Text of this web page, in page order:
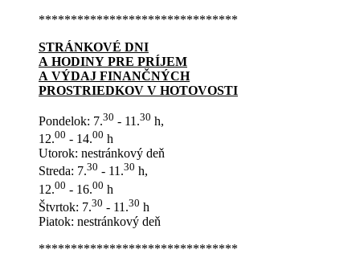
*******************************
STRÁNKOVÉ DNI
A HODINY PRE PRÍJEM
A VÝDAJ FINANČNÝCH
PROSTRIEDKOV V HOTOVOSTI
Pondelok: 7.30 - 11.30 h,
12.00 - 14.00 h
Utorok: nestránkový deň
Streda: 7.30 - 11.30 h,
12.00 - 16.00 h
Štvrtok: 7.30 - 11.30 h
Piatok: nestránkový deň
*******************************